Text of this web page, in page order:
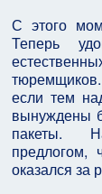
С этого
Теперь
если тем
вынуждены
пакеты.
предлогом,
оказался за